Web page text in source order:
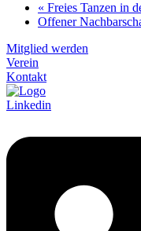
« Freies Tanzen in
Offener
Mitglied werden
Verein
Kontakt
Linkedin